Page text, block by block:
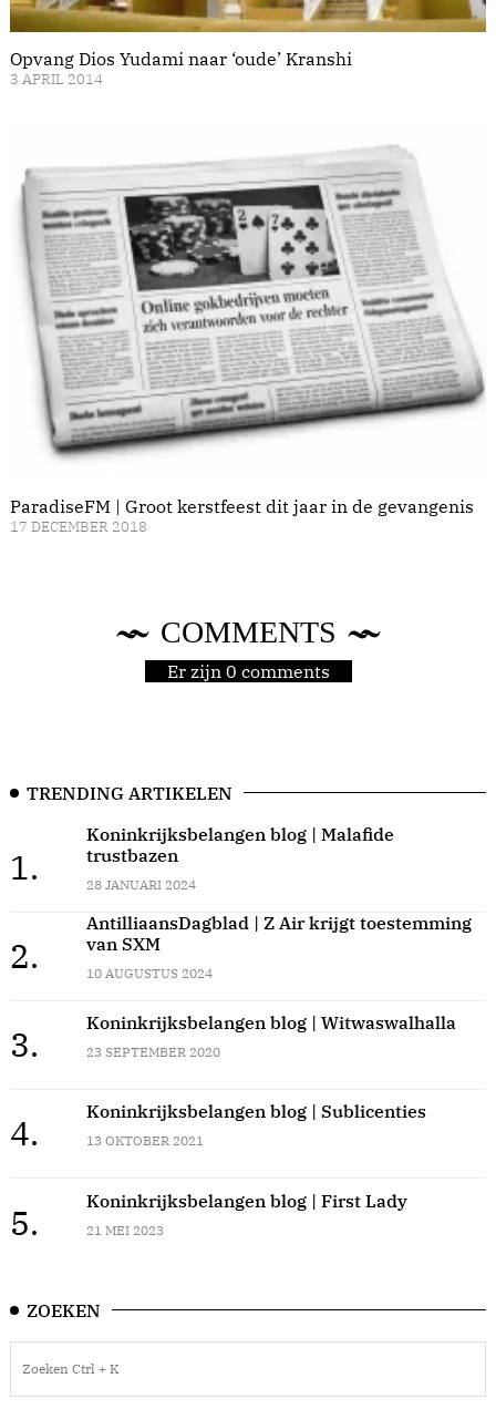
Opvang Dios Yudami naar ‘oude’ Kranshi
3 APRIL 2014
ParadiseFM | Groot kerstfeest dit jaar in de gevangenis
17 DECEMBER 2018
COMMENTS
Er zijn 0 comments
TRENDING ARTIKELEN
1.
Koninkrijksbelangen blog | Malafide
trustbazen
28 JANUARI 2024
2.
AntilliaansDagblad | Z Air krijgt toestemming
van SXM
10 AUGUSTUS 2024
3.
Koninkrijksbelangen blog | Witwaswalhalla
23 SEPTEMBER 2020
4.
Koninkrijksbelangen blog | Sublicenties
13 OKTOBER 2021
5.
Koninkrijksbelangen blog | First Lady
21 MEI 2023
ZOEKEN